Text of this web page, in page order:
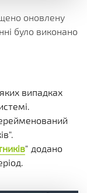
оновлену
було виконано
випадках
" додано